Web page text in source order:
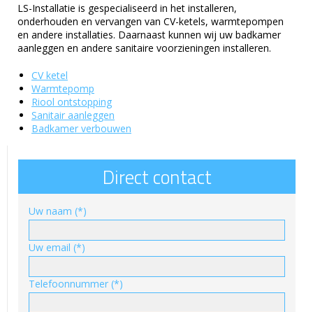
LS-Installatie is gespecialiseerd in het installeren,
onderhouden en vervangen van CV-ketels, warmtepompen
en andere installaties. Daarnaast kunnen wij uw badkamer
aanleggen en andere sanitaire voorzieningen installeren.
CV ketel
Warmtepomp
Riool ontstopping
Sanitair aanleggen
Badkamer verbouwen
Direct contact
Uw naam (*)
Uw email (*)
Telefoonnummer (*)